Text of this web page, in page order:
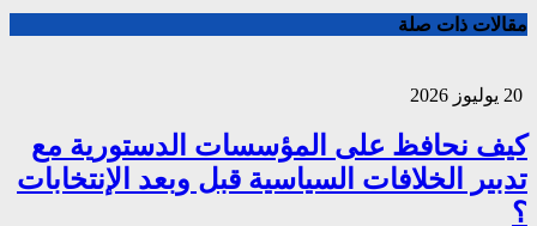
مقالات ذات صلة
كيف نحافظ على المؤسسات الدستورية مع
تدبير الخلافات السياسية قبل وبعد الإنتخابات
؟